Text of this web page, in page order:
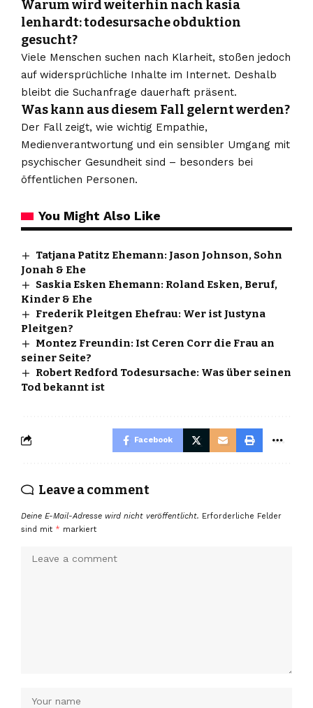
Warum wird weiterhin nach kasia
lenhardt: todesursache obduktion
gesucht?
Viele Menschen suchen nach Klarheit, stoßen jedoch
auf widersprüchliche Inhalte im Internet. Deshalb
bleibt die Suchanfrage dauerhaft präsent.
Was kann aus diesem Fall gelernt werden?
Der Fall zeigt, wie wichtig Empathie,
Medienverantwortung und ein sensibler Umgang mit
psychischer Gesundheit sind – besonders bei
öffentlichen Personen.
You Might Also Like
Tatjana Patitz Ehemann: Jason Johnson, Sohn
Jonah & Ehe
Saskia Esken Ehemann: Roland Esken, Beruf,
Kinder & Ehe
Frederik Pleitgen Ehefrau: Wer ist Justyna
Pleitgen?
Montez Freundin: Ist Ceren Corr die Frau an
seiner Seite?
Robert Redford Todesursache: Was über seinen
Tod bekannt ist
Facebook
Leave a comment
Deine E-Mail-Adresse wird nicht veröffentlicht. Erforderliche Felder
sind mit * markiert